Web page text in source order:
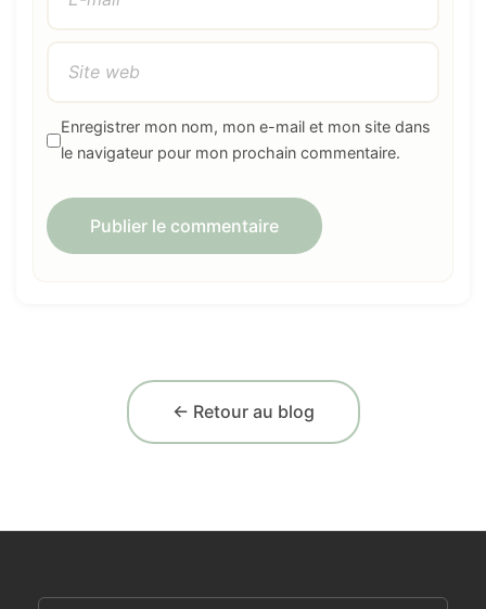
Enregistrer mon nom, mon e-mail et mon site dans
le navigateur pour mon prochain commentaire.
← Retour au blog